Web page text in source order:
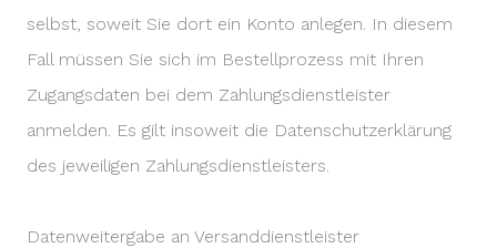
selbst, soweit Sie dort ein Konto anlegen. In diesem
Fall müssen Sie sich im Bestellprozess mit Ihren
Zugangsdaten bei dem Zahlungsdienstleister
anmelden. Es gilt insoweit die Datenschutzerklärung
des jeweiligen Zahlungsdienstleisters.
Datenweitergabe an Versanddienstleister